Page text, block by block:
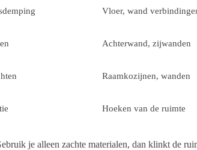
Vloer, wand
Achterwand, zijwanden
Raamkozijnen, wanden
Hoeken van de ruimte
je alleen zachte materialen, dan klinkt de